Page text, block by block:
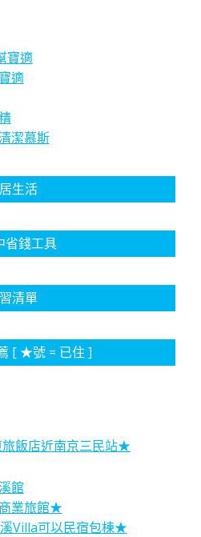
寶適
適
潔慕斯
生活
省錢工具
清單
[ ★號 = 已住 ]
旅飯店近南京三民站★
館
商業旅館★
溪Villa可以民宿包棟★